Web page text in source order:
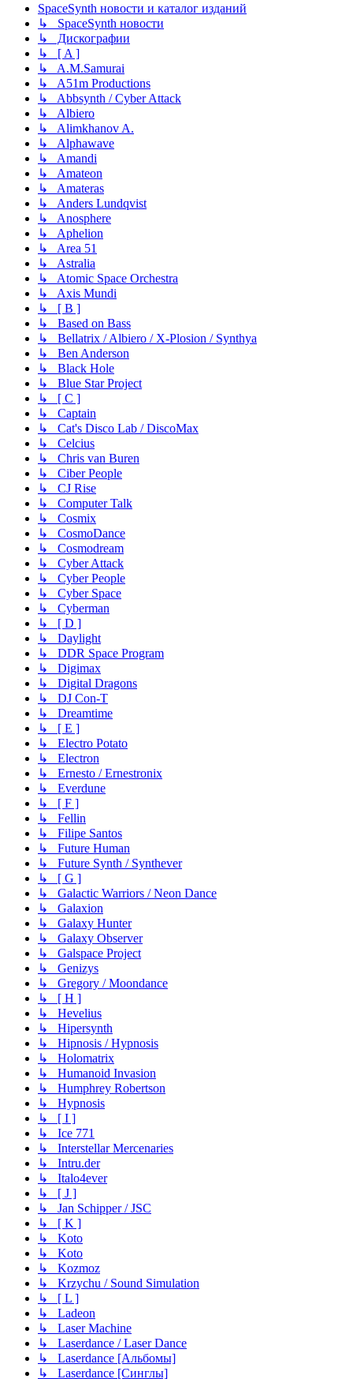
SpaceSynth новости и каталог изданий
↳ SpaceSynth новости
↳ Дискографии
↳ [ A ]
↳ A.M.Samurai
↳ A51m Productions
↳ Abbsynth / Cyber Attack
↳ Albiero
↳ Alimkhanov A.
↳ Alphawave
↳ Amandi
↳ Amateon
↳ Amateras
↳ Anders Lundqvist
↳ Anosphere
↳ Aphelion
↳ Area 51
↳ Astralia
↳ Atomic Space Orchestra
↳ Axis Mundi
↳ [ B ]
↳ Based on Bass
↳ Bellatrix / Albiero / X-Plosion / Synthya
↳ Ben Anderson
↳ Black Hole
↳ Blue Star Project
↳ [ C ]
↳ Captain
↳ Cat's Disco Lab / DiscoMax
↳ Celcius
↳ Chris van Buren
↳ Ciber People
↳ CJ Rise
↳ Computer Talk
↳ Cosmix
↳ CosmoDance
↳ Cosmodream
↳ Cyber Attack
↳ Cyber People
↳ Cyber Space
↳ Cyberman
↳ [ D ]
↳ Daylight
↳ DDR Space Program
↳ Digimax
↳ Digital Dragons
↳ DJ Con-T
↳ Dreamtime
↳ [ E ]
↳ Electro Potato
↳ Electron
↳ Ernesto / Ernestronix
↳ Everdune
↳ [ F ]
↳ Fellin
↳ Filipe Santos
↳ Future Human
↳ Future Synth / Synthever
↳ [ G ]
↳ Galactic Warriors / Neon Dance
↳ Galaxion
↳ Galaxy Hunter
↳ Galaxy Observer
↳ Galspace Project
↳ Genizys
↳ Gregory / Moondance
↳ [ H ]
↳ Hevelius
↳ Hipersynth
↳ Hipnosis / Hypnosis
↳ Holomatrix
↳ Humanoid Invasion
↳ Humphrey Robertson
↳ Hypnosis
↳ [ I ]
↳ Ice 771
↳ Interstellar Mercenaries
↳ Intru.der
↳ Italo4ever
↳ [ J ]
↳ Jan Schipper / JSC
↳ [ K ]
↳ Koto
↳ Koto
↳ Kozmoz
↳ Krzychu / Sound Simulation
↳ [ L ]
↳ Ladeon
↳ Laser Machine
↳ Laserdance / Laser Dance
↳ Laserdance [Альбомы]
↳ Laserdance [Синглы]